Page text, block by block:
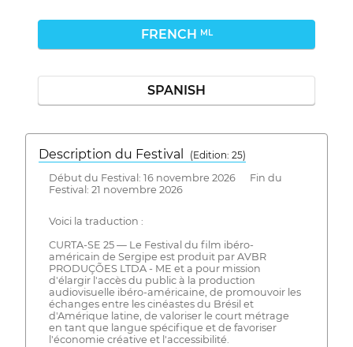
FRENCH ML
SPANISH
Description du Festival
( Edition: 25)
Début du Festival: 16 novembre 2026 Fin du
Festival: 21 novembre 2026
Voici la traduction :
CURTA-SE 25 — Le Festival du film ibéro-
américain de Sergipe est produit par AVBR
PRODUÇÕES LTDA - ME et a pour mission
d'élargir l'accès du public à la production
audiovisuelle ibéro-américaine, de promouvoir les
échanges entre les cinéastes du Brésil et
d'Amérique latine, de valoriser le court métrage
en tant que langue spécifique et de favoriser
l'économie créative et l'accessibilité.